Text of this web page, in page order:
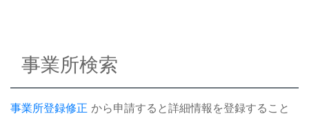
事業所検索
事業所登録修正 から申請すると詳細情報を登録すること